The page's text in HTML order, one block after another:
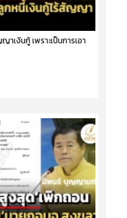
เงินกู้ เพราะเป็นการเอา